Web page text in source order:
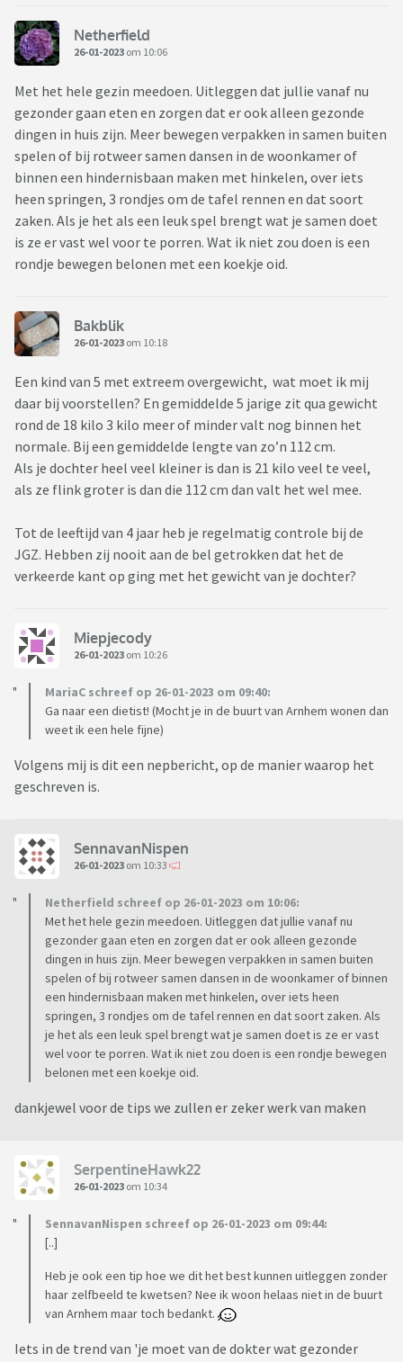
Netherfield
26-01-2023 om 10:06
Met het hele gezin meedoen. Uitleggen dat jullie vanaf nu
gezonder gaan eten en zorgen dat er ook alleen gezonde
dingen in huis zijn. Meer bewegen verpakken in samen buiten
spelen of bij rotweer samen dansen in de woonkamer of
binnen een hindernisbaan maken met hinkelen, over iets
heen springen, 3 rondjes om de tafel rennen en dat soort
zaken. Als je het als een leuk spel brengt wat je samen doet
is ze er vast wel voor te porren. Wat ik niet zou doen is een
rondje bewegen belonen met een koekje oid.
Bakblik
26-01-2023 om 10:18
Een kind van 5 met extreem overgewicht, wat moet ik mij
daar bij voorstellen? En gemiddelde 5 jarige zit qua gewicht
rond de 18 kilo 3 kilo meer of minder valt nog binnen het
normale. Bij een gemiddelde lengte van zo’n 112 cm.
Als je dochter heel veel kleiner is dan is 21 kilo veel te veel,
als ze flink groter is dan die 112 cm dan valt het wel mee.
Tot de leeftijd van 4 jaar heb je regelmatig controle bij de
JGZ. Hebben zij nooit aan de bel getrokken dat het de
verkeerde kant op ging met het gewicht van je dochter?
Miepjecody
26-01-2023 om 10:26
MariaC schreef op 26-01-2023 om 09:40:
Ga naar een dietist! (Mocht je in de buurt van Arnhem wonen dan
weet ik een hele fijne)
Volgens mij is dit een nepbericht, op de manier waarop het
geschreven is.
SennavanNispen
26-01-2023 om 10:33
Netherfield schreef op 26-01-2023 om 10:06:
Met het hele gezin meedoen. Uitleggen dat jullie vanaf nu
gezonder gaan eten en zorgen dat er ook alleen gezonde
dingen in huis zijn. Meer bewegen verpakken in samen buiten
spelen of bij rotweer samen dansen in de woonkamer of binnen
een hindernisbaan maken met hinkelen, over iets heen
springen, 3 rondjes om de tafel rennen en dat soort zaken. Als
je het als een leuk spel brengt wat je samen doet is ze er vast
wel voor te porren. Wat ik niet zou doen is een rondje bewegen
belonen met een koekje oid.
dankjewel voor de tips we zullen er zeker werk van maken
SerpentineHawk22
26-01-2023 om 10:34
SennavanNispen schreef op 26-01-2023 om 09:44:
[..]
Heb je ook een tip hoe we dit het best kunnen uitleggen zonder
haar zelfbeeld te kwetsen? Nee ik woon helaas niet in de buurt
van Arnhem maar toch bedankt.
Iets in de trend van 'je moet van de dokter wat gezonder